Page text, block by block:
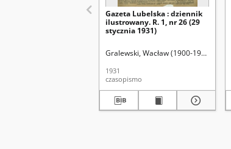
Gazeta Lubelska : dziennik
ilustrowany. R. 1, nr 26 (29
stycznia 1931)
Gralewski, Wacław (1900-1972). Red.
1931
czasopismo